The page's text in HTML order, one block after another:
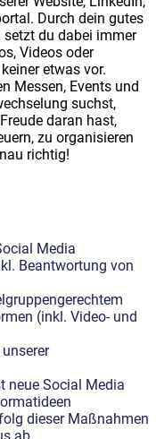
Durch dein gutes
setzt du dabei immer
Videos oder
etwas vor.
Messen, Events und
suchst,
daran hast,
zu organisieren
richtig!
Media
Beantwortung von
(inkl. Video- und
neue Social Media
dieser Maßnahmen
ab